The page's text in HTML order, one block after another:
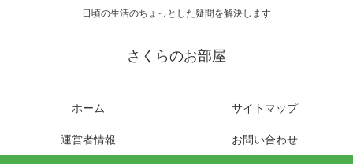
日頃の生活のちょっとした疑問を解決します
さくらのお部屋
ホーム サイトマップ
運営者情報 お問い合わせ